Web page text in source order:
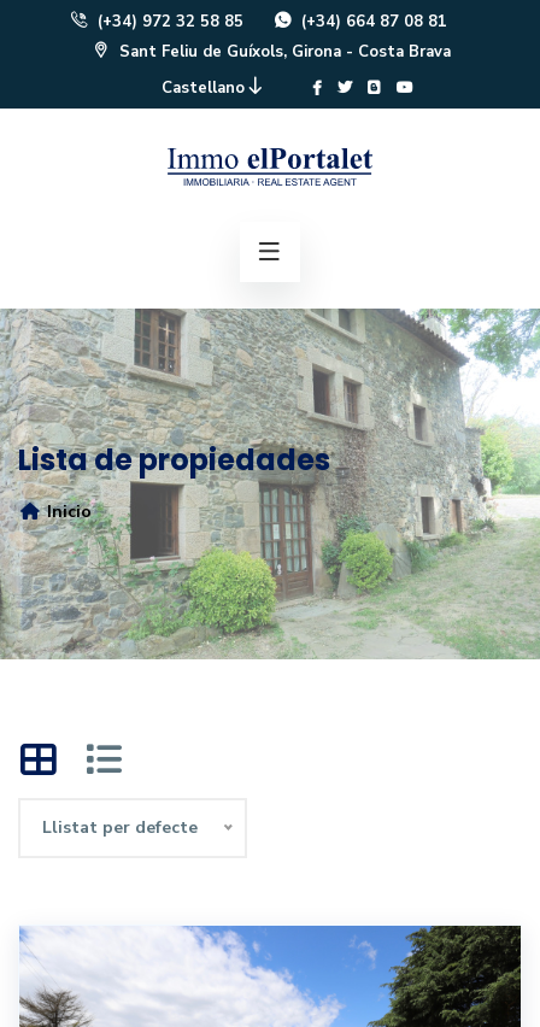
(+34) 972 32 58 85
(+34) 664 87 08 81
Sant Feliu de Guíxols, Girona - Costa Brava
Castellano
Lista de propiedades
Inicio
Llistat per defecte